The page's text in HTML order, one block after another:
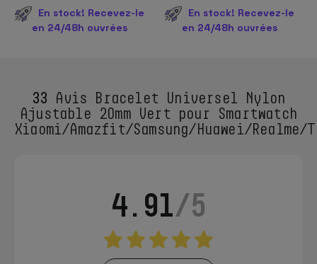
En stock! Recevez-le
en 24/48h ouvrées
En stock! Recevez-le
en 24/48h ouvrées
33 Avis Bracelet Universel Nylon
Ajustable 20mm Vert pour Smartwatch
Xiaomi/Amazfit/Samsung/Huawei/Realme/
4.91/5